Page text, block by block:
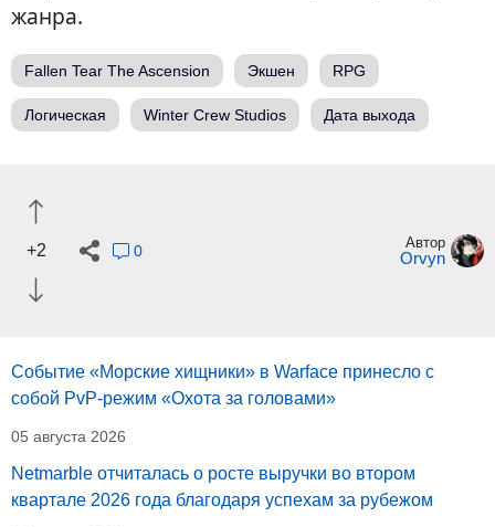
жанра.
Fallen Tear The Ascension Экшен RPG
Логическая Winter Crew Studios Дата выхода
+2 0 Автор
Orvyn
Событие «Морские хищники» в Warface принесло с
собой PvP-режим «Охота за головами»
05 августа 2026
Netmarble отчиталась о росте выручки во втором
квартале 2026 года благодаря успехам за рубежом